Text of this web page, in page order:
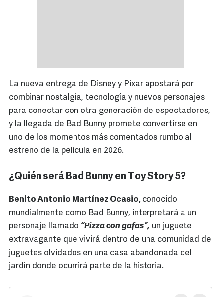
La nueva entrega de Disney y Pixar apostará por
combinar nostalgia, tecnología y nuevos personajes
para conectar con otra generación de espectadores,
y la llegada de Bad Bunny promete convertirse en
uno de los momentos más comentados rumbo al
estreno de la película en 2026.
¿Quién será Bad Bunny en Toy Story 5?
Benito Antonio Martínez Ocasio, conocido
mundialmente como Bad Bunny, interpretará a un
personaje llamado “Pizza con gafas”, un juguete
extravagante que vivirá dentro de una comunidad de
juguetes olvidados en una casa abandonada del
jardín donde ocurrirá parte de la historia.